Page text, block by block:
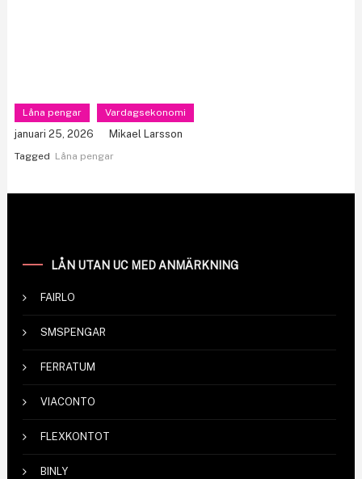
Låna pengar Vardagsekonomi
januari 25, 2026 Mikael Larsson
Tagged Låna pengar
LÅN UTAN UC MED ANMÄRKNING
FAIRLO
SMSPENGAR
FERRATUM
VIACONTO
FLEXKONTOT
BINLY